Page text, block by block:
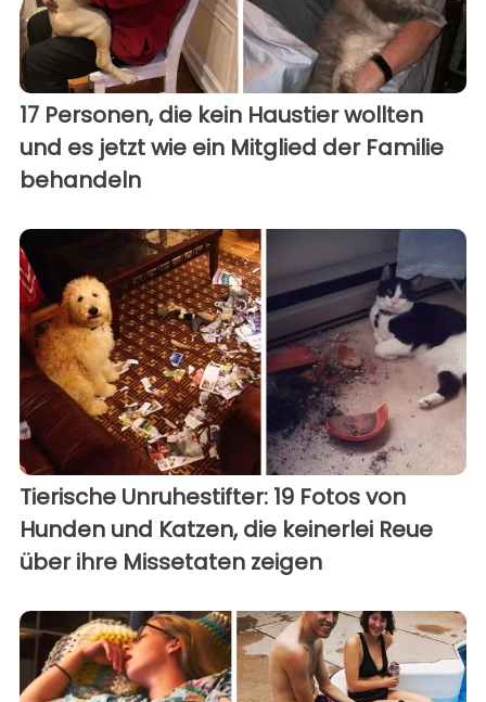
17 Personen, die kein Haustier wollten
und es jetzt wie ein Mitglied der Familie
behandeln
Tierische Unruhestifter: 19 Fotos von
Hunden und Katzen, die keinerlei Reue
über ihre Missetaten zeigen